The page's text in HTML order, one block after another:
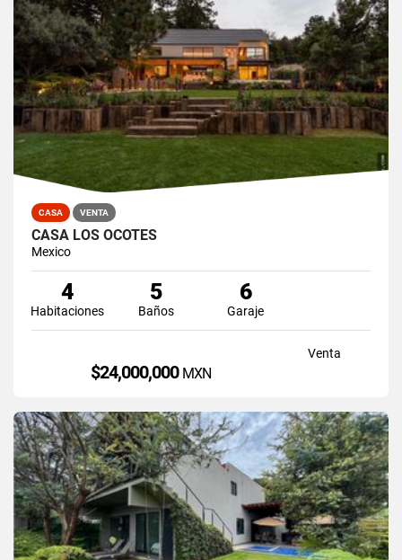
CASA VENTA
CASA LOS OCOTES
Mexico
4
Habitaciones
5
Baños
6
Garaje
Venta
$24,000,000 MXN